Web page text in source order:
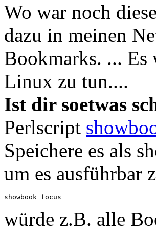
Wo war noch
dazu in meinen
Bookmarks. ...
Linux zu tun....
Ist dir soetwas
Perlscript
Speichere es als
um es ausführbar
würde z.B. alle